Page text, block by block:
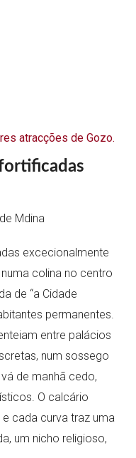
atracções de Gozo.
excecionalmente
colina no centro
de “a Cidade
permanentes.
entre palácios
num sossego
de manhã cedo,
O calcário
cada curva traz uma
um nicho religioso,